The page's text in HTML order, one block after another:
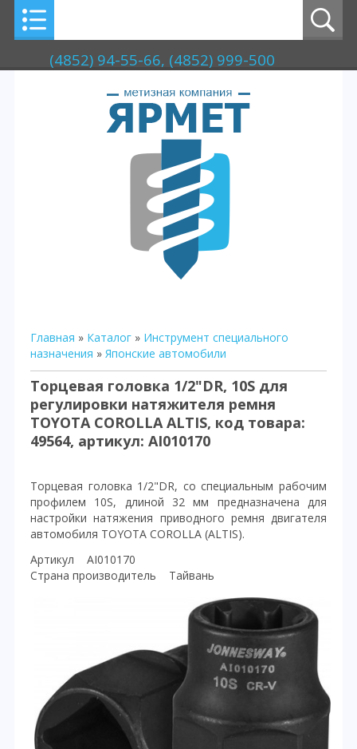
(4852) 94-55-66, (4852) 999-500
Главная » Каталог » Инструмент специального
назначения » Японские автомобили
Торцевая головка 1/2"DR, 10S для
регулировки натяжителя ремня
TOYOTA COROLLA ALTIS, код товара:
49564, артикул: AI010170
Торцевая головка 1/2"DR, со специальным рабочим
профилем 10S, длиной 32 мм предназначена для
настройки натяжения приводного ремня двигателя
автомобиля TOYOTA COROLLA (ALTIS).
Артикул AI010170
Страна производитель Тайвань